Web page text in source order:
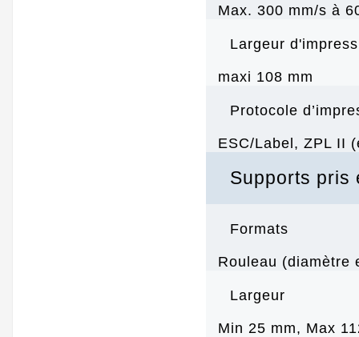
Max. 300 mm/s à
Largeur
maxi 108 mm
Protocole
ESC/Label, ZPL II
Supports pris
Formats
Rouleau (diamètre
Largeur
Min 25 mm, Max